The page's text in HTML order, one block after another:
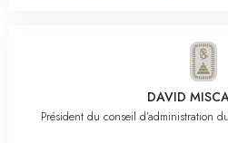
DAVID
Président du conseil d’administration